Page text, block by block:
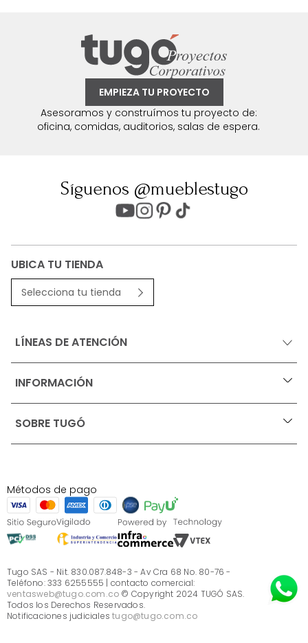
EMPIEZA TU PROYECTO
Asesoramos y construímos tu proyecto de:
oficina, comidas, auditorios, salas de espera.
Síguenos @mueblestugo
UBICA TU TIENDA
Selecciona tu tienda
LÍNEAS DE ATENCIÓN
INFORMACIÓN +
Ofertas vigentes
Términos, condiciones y restricciones para productos
S.A.S
Términos, condiciones y restricciones Tugó S.A.S
Instructivo cuidado de muebles
Sé parte de Tugó
¿Quiénes somos?
Servicio al cliente
SOBRE TUGÓ +
¿Quieres vender en Tugó?
Métodos de pago
Tugo SAS - Nit. 830.087.848-3 - Av Cra 68 No. 80-76 -
Teléfono: 333 6255555 | contacto comercial:
ventasweb@tugo.com.co © Copyright 2024 TUGÓ SAS.
Todos los Derechos Reservados.
Notificaciones judicialestugo@tugo.com.co